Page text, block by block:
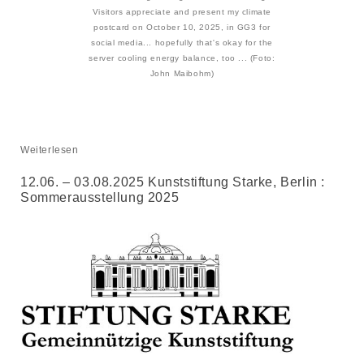
Visitors appreciate and present my climate
postcard on October 10, 2025, in GG3 for
social media... hopefully that's okay for the
server cooling energy balance, too ... (Foto:
John Maibohm)
Weiterlesen
12.06. – 03.08.2025 Kunststiftung Starke, Berlin :
Sommerausstellung 2025